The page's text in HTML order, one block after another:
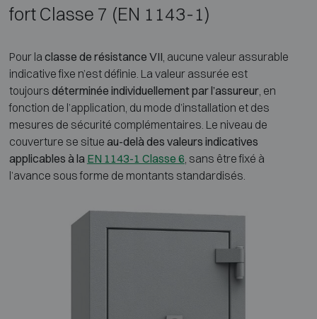
fort Classe 7 (EN 1143-1)
Pour la classe de résistance VII, aucune valeur assurable
indicative fixe n’est définie. La valeur assurée est
toujours déterminée individuellement par l’assureur, en
fonction de l’application, du mode d’installation et des
mesures de sécurité complémentaires. Le niveau de
couverture se situe au-delà des valeurs indicatives
applicables à la EN 1143-1 Classe 6, sans être fixé à
l’avance sous forme de montants standardisés.